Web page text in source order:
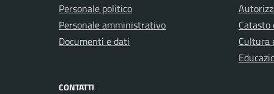
Personale politico
Personale amministrativo
Documenti e dati
Cultura
CONTATTI